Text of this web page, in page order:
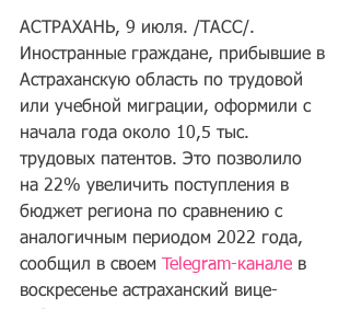
АСТРАХАНЬ, 9 июля. /ТАСС/.
Иностранные граждане, прибывшие в
Астраханскую область по трудовой
или учебной миграции, оформили с
начала года около 10,5 тыс.
трудовых патентов. Это позволило
на 22% увеличить поступления в
бюджет региона по сравнению с
аналогичным периодом 2022 года,
сообщил в своем
Telegram-канале в
воскресенье астраханский вице-